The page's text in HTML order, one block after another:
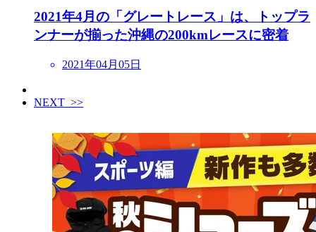
2021年4月の「グレートレース」は、トップラ
ンナーが揃った沖縄の200kmレースに密着
2021年04月05日
NEXT >>